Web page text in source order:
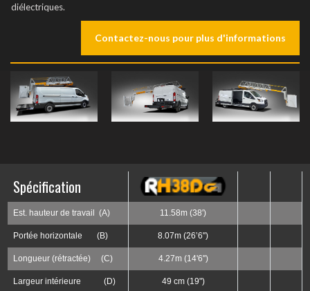
diélectriques.
Contactez-nous pour plus d'informations
Spécification
Est. hauteur de travail (A) 11.58m (38')
Portée horizontale (B) 8.07m (26’6'')
Longueur (rétractée) (C) 4.27m (14'6'')
Largeur intérieure (D) 49 cm (19")